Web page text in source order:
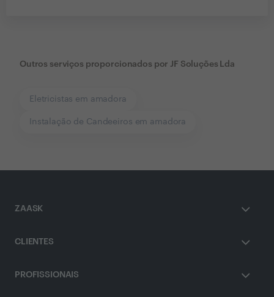
Outros serviços proporcionados por JF Soluções Lda
Eletricistas em amadora
Instalação de Candeeiros em amadora
ZAASK
CLIENTES
PROFISSIONAIS